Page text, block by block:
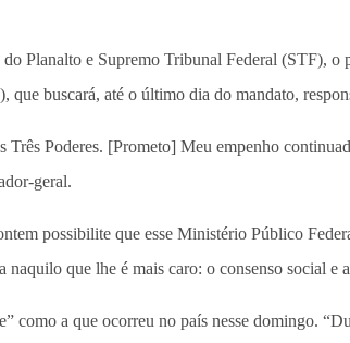
Planalto e Supremo Tribunal Federal (STF), o
que buscará, até o último dia do mandato,
Três Poderes. [Prometo] Meu empenho
geral.
possibilite que esse Ministério Público
naquilo que lhe é mais caro: o consenso social
como a que ocorreu no país nesse domingo.